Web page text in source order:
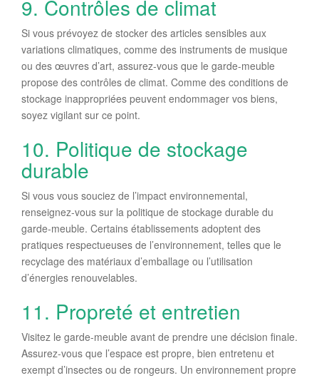
9. Contrôles de climat
Si vous prévoyez de stocker des articles sensibles aux
variations climatiques, comme des instruments de musique
ou des œuvres d’art, assurez-vous que le garde-meuble
propose des contrôles de climat. Comme des conditions de
stockage inappropriées peuvent endommager vos biens,
soyez vigilant sur ce point.
10. Politique de stockage
durable
Si vous vous souciez de l’impact environnemental,
renseignez-vous sur la politique de stockage durable du
garde-meuble. Certains établissements adoptent des
pratiques respectueuses de l’environnement, telles que le
recyclage des matériaux d’emballage ou l’utilisation
d’énergies renouvelables.
11. Propreté et entretien
Visitez le garde-meuble avant de prendre une décision finale.
Assurez-vous que l’espace est propre, bien entretenu et
exempt d’insectes ou de rongeurs. Un environnement propre